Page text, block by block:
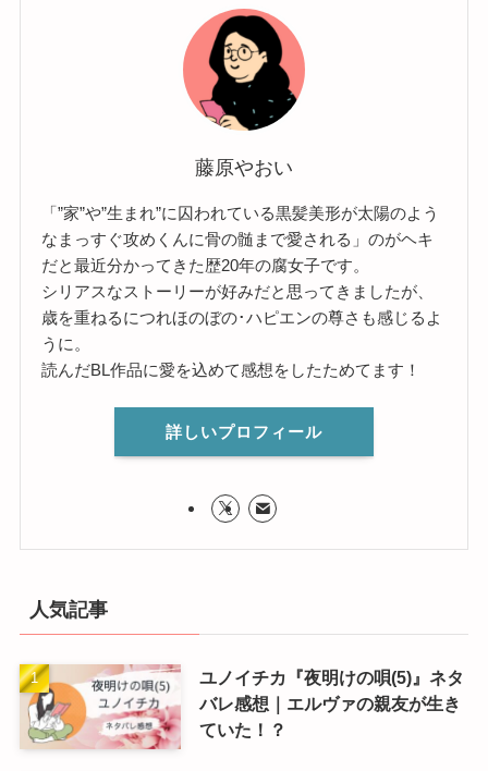
藤原やおい
「”家”や”生まれ”に囚われている黒髪美形が太陽のよう
なまっすぐ攻めくんに骨の髄まで愛される」のがヘキ
だと最近分かってきた歴20年の腐女子です。
シリアスなストーリーが好みだと思ってきましたが、
歳を重ねるにつれほのぼの･ハピエンの尊さも感じるよ
うに。
読んだBL作品に愛を込めて感想をしたためてます！
詳しいプロフィール
人気記事
ユノイチカ『夜明けの唄(5)』ネタ
バレ感想｜エルヴァの親友が生き
ていた！？